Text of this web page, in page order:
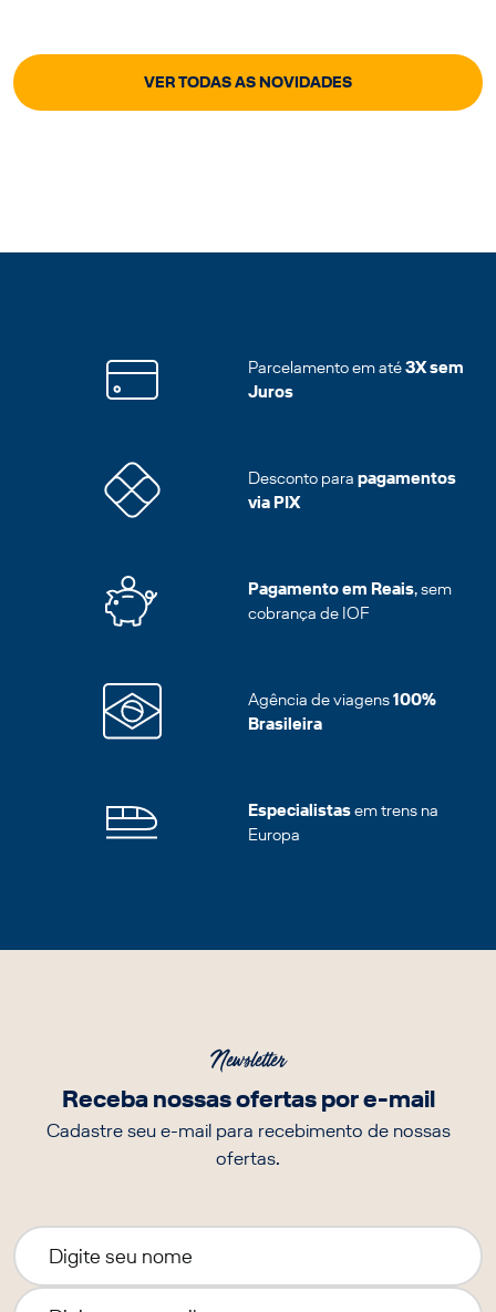
VER TODAS AS NOVIDADES
Parcelamento em até3X sem
Juros
Desconto para pagamentos
via PIX
Pagamento em Reais, sem
cobrança de IOF
Agência de viagens100%
Brasileira
Especialistasem trens na
Europa
Newsletter
Receba nossas ofertas por e-mail
Cadastre seu e-mail para recebimento de nossas
ofertas.